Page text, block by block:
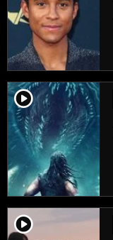
player2
player2